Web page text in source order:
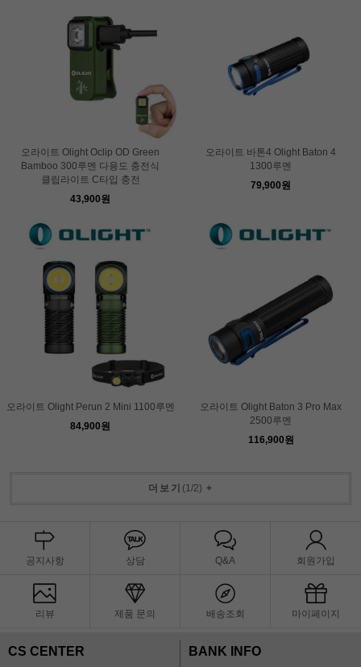
오라이트 Olight Oclip OD Green
Bamboo 300루멘 다용도 충전식
클립라이트 C타입 충전
43,900원
오라이트 바톤4 Olight Baton 4
1300루멘
79,900원
오라이트 Olight Perun 2 Mini 1100루멘
84,900원
오라이트 Olight Baton 3 Pro Max
2500루멘
116,900원
더보기 (1 /2) +
공지사항 상담 Q&A 회원가입
리뷰 제품 문의 배송조회 마이페이지
CS CENTER BANK INFO